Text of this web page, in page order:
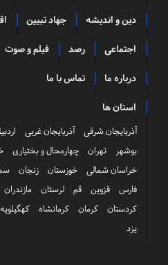
دین و اندیشه جهاد تبیین
اجتماعی رصد فیلم و صوت
درباره ما تماس با ما
استان ها
آذربایجان شرقی آذربایجان غربی
بوشهر
تهران چهارمحال و بختیاری
خراسان شمالی
خوزستان زنجان
فارس
قزوین قم لرستان مازندران
کردستان
کرمان کرمانشاه
یزد